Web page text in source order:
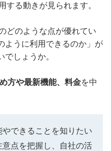
する動きが見られます。
どのような点が優れてい
ように利用できるのか」が
しょうか。
方や最新機能、料金を中
できることを知りたい
点を把握し、自社の活